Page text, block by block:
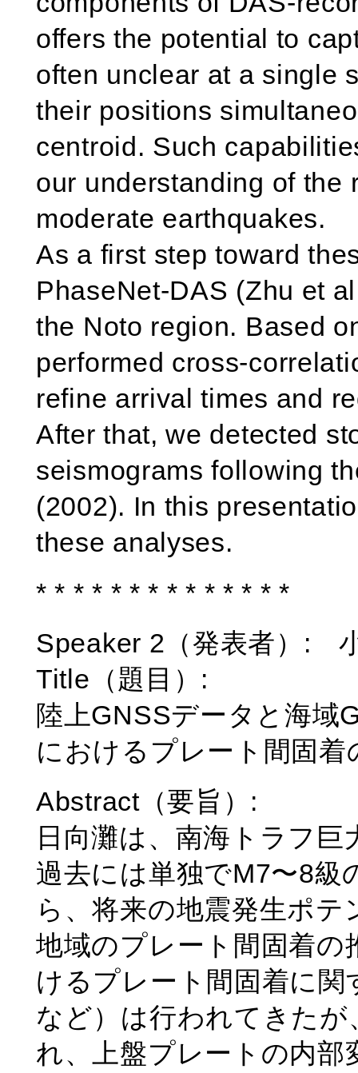
offers the potential to
often unclear at a single
their positions
centroid. Such
our understanding of the
moderate earthquakes.
As a first step toward
PhaseNet-DAS (Zhu et
the Noto region. Based
performed cross-
refine arrival times and
After that, we detected
seismograms following
(2002). In this
these analyses.
* * * * * * * * * * * * * *
Speaker 2（発表者）:
Title（題目）:
陸上GNSSデータと海域
におけるプレート間固着
Abstract（要旨）:
日向灘は、南海トラフ
過去には単独でM7〜8級
ら、将来の地震発生ポ
地域のプレート間固着の
けるプレート間固着に
など）は行われてきた
れ、上盤プレートの内